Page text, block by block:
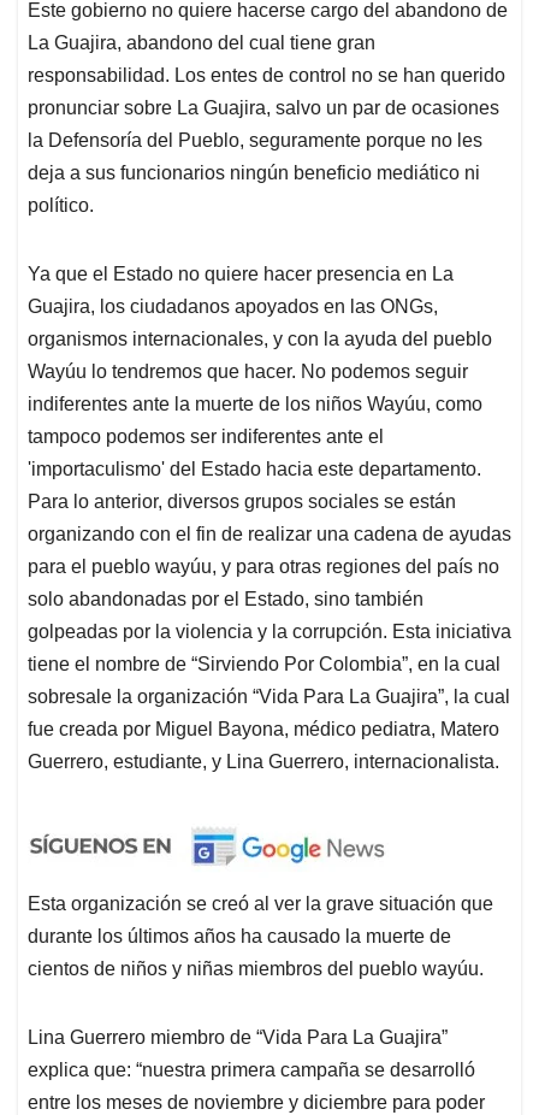
Este gobierno no quiere hacerse cargo del abandono de
La Guajira, abandono del cual tiene gran
responsabilidad. Los entes de control no se han querido
pronunciar sobre La Guajira, salvo un par de ocasiones
la Defensoría del Pueblo, seguramente porque no les
deja a sus funcionarios ningún beneficio mediático ni
político.
Ya que el Estado no quiere hacer presencia en La
Guajira, los ciudadanos apoyados en las ONGs,
organismos internacionales, y con la ayuda del pueblo
Wayúu lo tendremos que hacer. No podemos seguir
indiferentes ante la muerte de los niños Wayúu, como
tampoco podemos ser indiferentes ante el
'importaculismo' del Estado hacia este departamento.
Para lo anterior, diversos grupos sociales se están
organizando con el fin de realizar una cadena de ayudas
para el pueblo wayúu, y para otras regiones del país no
solo abandonadas por el Estado, sino también
golpeadas por la violencia y la corrupción. Esta iniciativa
tiene el nombre de “Sirviendo Por Colombia”, en la cual
sobresale la organización “Vida Para La Guajira”, la cual
fue creada por Miguel Bayona, médico pediatra, Matero
Guerrero, estudiante, y Lina Guerrero, internacionalista.
Esta organización se creó al ver la grave situación que
durante los últimos años ha causado la muerte de
cientos de niños y niñas miembros del pueblo wayúu.
Lina Guerrero miembro de “Vida Para La Guajira”
explica que: “nuestra primera campaña se desarrolló
entre los meses de noviembre y diciembre para poder